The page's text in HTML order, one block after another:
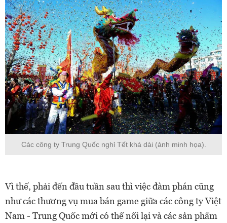
Các công ty Trung Quốc nghỉ Tết khá dài (ảnh minh họa).
Vì thế, phải đến đầu tuần sau thì việc đàm phán cũng
như các thương vụ mua bán game giữa các công ty Việt
Nam - Trung Quốc mới có thể nối lại và các sản phẩm